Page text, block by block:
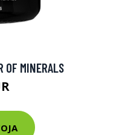
OF MINERALS